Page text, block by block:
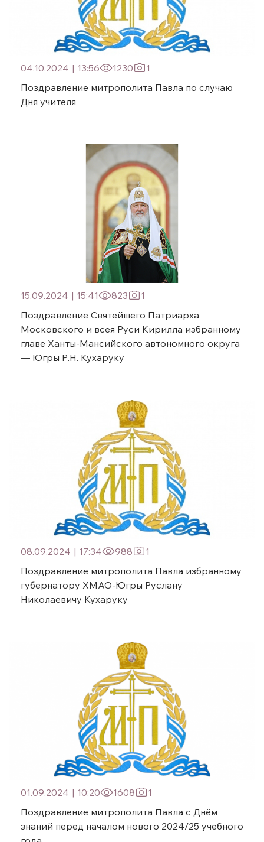
04.10.2024 | 13:56 1230
1
Поздравление митрополита Павла по случаю
Дня учителя
15.09.2024 | 15:41 823
1
Поздравление Святейшего Патриарха
Московского и всея Руси Кирилла избранному
главе Ханты-Мансийского автономного округа
— Югры Р.Н. Кухаруку
08.09.2024 | 17:34 988
1
Поздравление митрополита Павла избранному
губернатору ХМАО-Югры Руслану
Николаевичу Кухаруку
01.09.2024 | 10:20 1608
1
Поздравление митрополита Павла с Днём
знаний перед началом нового 2024/25 учебного